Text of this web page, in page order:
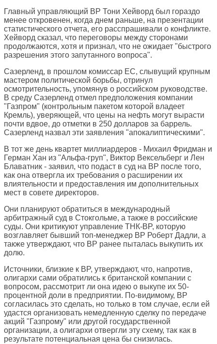
Главный управляющий BP Тони Хейворд был гораздо
менее откровенен, когда днем раньше, на презентации
статистического отчета, его расспрашивали о конфликте.
Хейворд сказал, что переговоры между сторонами
продолжаются, хотя и признал, что не ожидает "быстрого
разрешения этого запутанного вопроса".
Сазерленд, в прошлом комиссар ЕС, слывущий крупным
мастером политической борьбы, отринул
осмотрительность, упомянув о российском руководстве.
В среду Сазерленд отмел предположения компании
"Газпром" (контрольным пакетом которой владеет
Кремль), уверяющей, что цены на нефть могут вырасти
почти вдвое, до отметки в 250 долларов за баррель.
Сазерленд назвал эти заявления "апокалиптическими".
В тот же день квартет миллиардеров - Михаил Фридман и
Герман Хан из "Альфа-груп", Виктор Вексельберг и Лен
Блаватник - заявил, что подаст в суд на BP после того,
как она отвергла их требования о расширении их
влиятельности и предоставления им дополнительных
мест в совете директоров.
Они планируют обратиться в международный
арбитражный суд в Стокгольме, а также в российские
суды. Они критикуют управление ТНК-BP, которую
возглавляет бывший топ-менеджер BP Роберт Дадли, а
также утверждают, что BP ранее пыталась выкупить их
долю.
Источники, близкие к BP, утверждают, что, напротив,
олигархи сами обратились к британской компании с
вопросом, рассмотрит ли она идею о выкупе их 50-
процентной доли в предприятии. По-видимому, BP
согласилась это сделать, но только в том случае, если ей
удастся организовать немедленную сделку по передаче
акций "Газпрому" или другой государственной
организации, а олигархи отвергли эту схему, так как в
результате потенциальная цена бы снизилась.